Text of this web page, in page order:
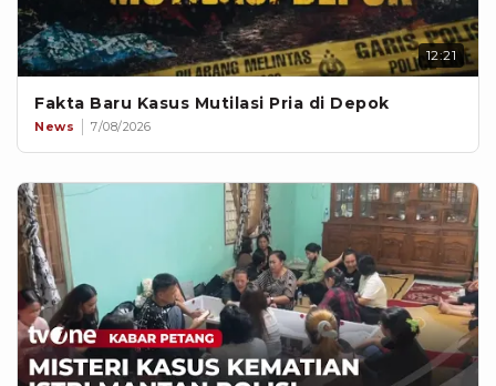
12:21
Fakta Baru Kasus Mutilasi Pria di Depok
News 7/08/2026